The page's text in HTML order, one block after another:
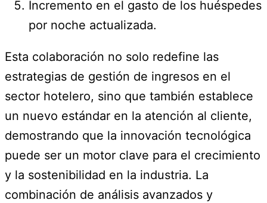
Incremento en el gasto de los huéspedes
por noche actualizada.
Esta colaboración no solo redefine las
estrategias de gestión de ingresos en el
sector hotelero, sino que también establece
un nuevo estándar en la atención al cliente,
demostrando que la innovación tecnológica
puede ser un motor clave para el crecimiento
y la sostenibilidad en la industria. La
combinación de análisis avanzados y